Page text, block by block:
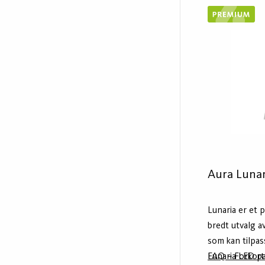
resirkulert
eller svart,
det siste
også
Aura
Lunaria er et
bredt utvalg
som kan
Lunaria LED
FAQ –